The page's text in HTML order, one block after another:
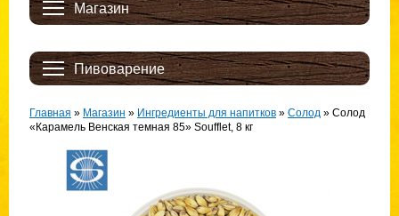
Магазин
Пивоварение
Главная » Магазин » Ингредиенты для напитков » Солод » Солод
«Карамель Венская темная 85» Soufflet, 8 кг